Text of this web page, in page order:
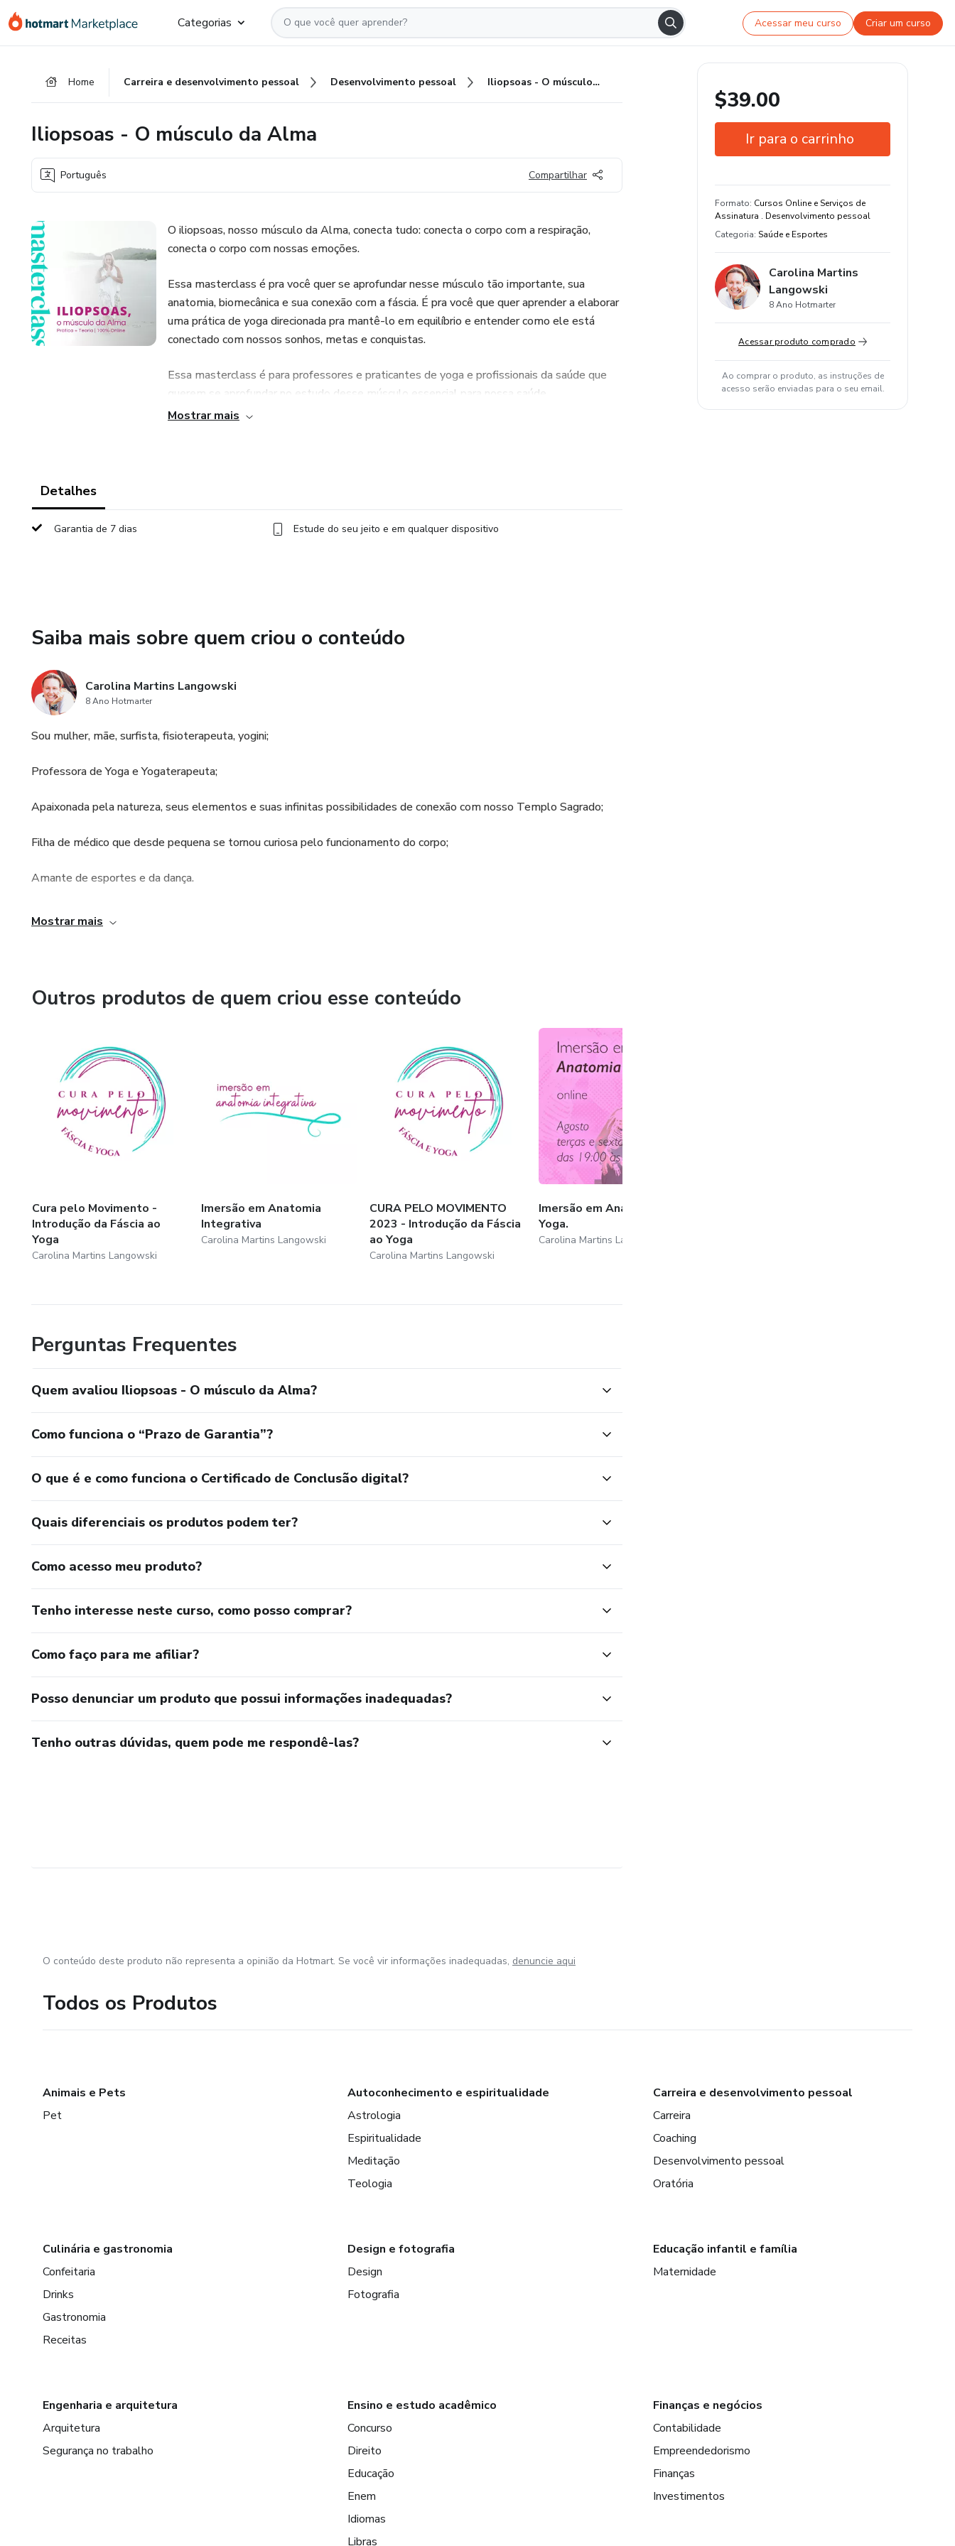
para
para
para
Categorias Acessar meu curso Criar um curso
Home Carreira e desenvolvimento pessoal Desenvolvimento pessoal Iliopsoas - O músculo da Alma
Iliopsoas - O músculo da Alma
Português Compartilhar
O iliopsoas, nosso músculo da Alma, conecta tudo: conecta o corpo com a respiração,
conecta o corpo com nossas emoções.
Essa masterclass é pra você quer se aprofundar nesse músculo tão importante, sua
anatomia, biomecânica e sua conexão com a fáscia. É pra você que quer aprender a elaborar
uma prática de yoga direcionada pra mantê-lo em equilíbrio e entender como ele está
conectado com nossos sonhos, metas e conquistas.
Essa masterclass é para professores e praticantes de yoga e profissionais da saúde que
querem se aprofundar no estudo desse músculo essencial para nossa saúde.
Mostrar mais
Detalhes
Garantia de 7 dias Estude do seu jeito e em qualquer dispositivo
Saiba mais sobre quem criou o conteúdo
Carolina Martins Langowski
8 Ano Hotmarter
Sou mulher, mãe, surfista, fisioterapeuta, yogini;
Professora de Yoga e Yogaterapeuta;
Apaixonada pela natureza, seus elementos e suas infinitas possibilidades de conexão com nosso Templo Sagrado;
Filha de médico que desde pequena se tornou curiosa pelo funcionamento do corpo;
Amante de esportes e da dança.
Sou buscadora de conhecimentos que levam a cura através da consciência e amorosidade;
Mostrar mais
Outros produtos de quem criou esse conteúdo
Cura pelo Movimento -
Introdução da Fáscia ao
Yoga
Carolina Martins Langowski
Imersão em Anatomia
Integrativa
Carolina Martins Langowski
CURA PELO MOVIMENTO
2023 - Introdução da Fáscia
ao Yoga
Carolina Martins Langowski
Imersão em Anatomia do
Yoga.
Carolina Martins Langowski
Perguntas Frequentes
Quem avaliou Iliopsoas - O músculo da Alma?
Como funciona o “Prazo de Garantia”?
O que é e como funciona o Certificado de Conclusão digital?
Quais diferenciais os produtos podem ter?
Como acesso meu produto?
Tenho interesse neste curso, como posso comprar?
Como faço para me afiliar?
Posso denunciar um produto que possui informações inadequadas?
Tenho outras dúvidas, quem pode me respondê-las?
$39.00
Ir para o carrinho
Estude do seu jeito e em qualquer
dispositivo
Formato: Cursos Online e Serviços de
Assinatura . Desenvolvimento pessoal
Categoria: Saúde e Esportes
Carolina Martins
Langowski
8 Ano Hotmarter
Acessar produto comprado
Ao comprar o produto, as instruções de
acesso serão enviadas para o seu email.
O conteúdo deste produto não representa a opinião da Hotmart. Se você vir informações inadequadas, denuncie aqui
Todos os Produtos
Animais e Pets
Pet
Autoconhecimento e espiritualidade
Astrologia
Espiritualidade
Meditação
Teologia
Carreira e desenvolvimento pessoal
Carreira
Coaching
Desenvolvimento pessoal
Oratória
Culinária e gastronomia
Confeitaria
Drinks
Gastronomia
Receitas
Design e fotografia
Design
Fotografia
Educação infantil e família
Maternidade
Engenharia e arquitetura
Arquitetura
Segurança no trabalho
Ensino e estudo acadêmico
Concurso
Direito
Educação
Enem
Idiomas
Libras
Finanças e negócios
Contabilidade
Empreendedorismo
Finanças
Investimentos